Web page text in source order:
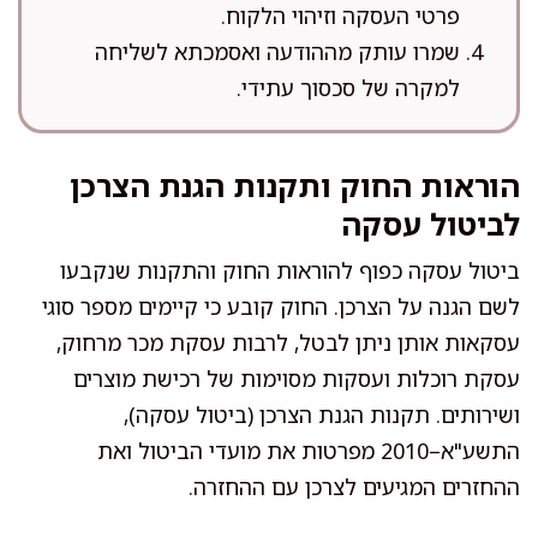
פרטי העסקה וזיהוי הלקוח.
שמרו עותק מההודעה ואסמכתא לשליחה
למקרה של סכסוך עתידי.
הוראות החוק ותקנות הגנת הצרכן
לביטול עסקה
ביטול עסקה כפוף להוראות החוק והתקנות שנקבעו
לשם הגנה על הצרכן. החוק קובע כי קיימים מספר סוגי
עסקאות אותן ניתן לבטל, לרבות עסקת מכר מרחוק,
עסקת רוכלות ועסקות מסוימות של רכישת מוצרים
ושירותים. תקנות הגנת הצרכן (ביטול עסקה),
התשע"א–2010 מפרטות את מועדי הביטול ואת
ההחזרים המגיעים לצרכן עם ההחזרה.